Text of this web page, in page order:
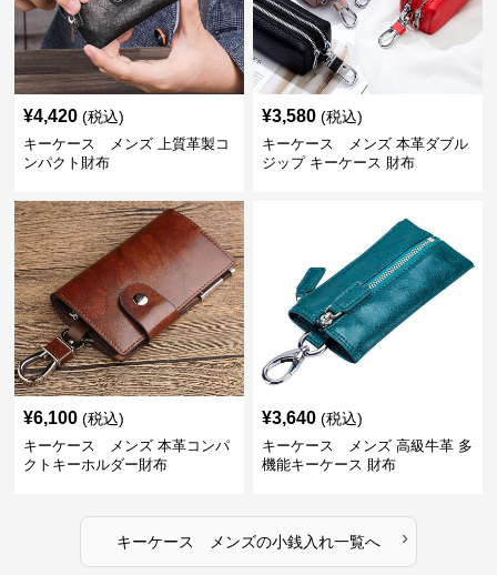
¥4,420 (税込)
キーケース メンズ 上質革製コ
ンパクト財布
¥3,580 (税込)
キーケース メンズ 本革ダブル
ジップ キーケース 財布
¥6,100 (税込)
キーケース メンズ 本革コンパ
クトキーホルダー財布
¥3,640 (税込)
キーケース メンズ 高級牛革 多
機能キーケース 財布
キーケース メンズの小銭入れ一覧へ ›